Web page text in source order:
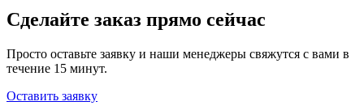
Сделайте заказ прямо сейчас
Просто оставьте заявку и наши менеджеры свяжутся с вами в
течение 15 минут.
Оставить заявку